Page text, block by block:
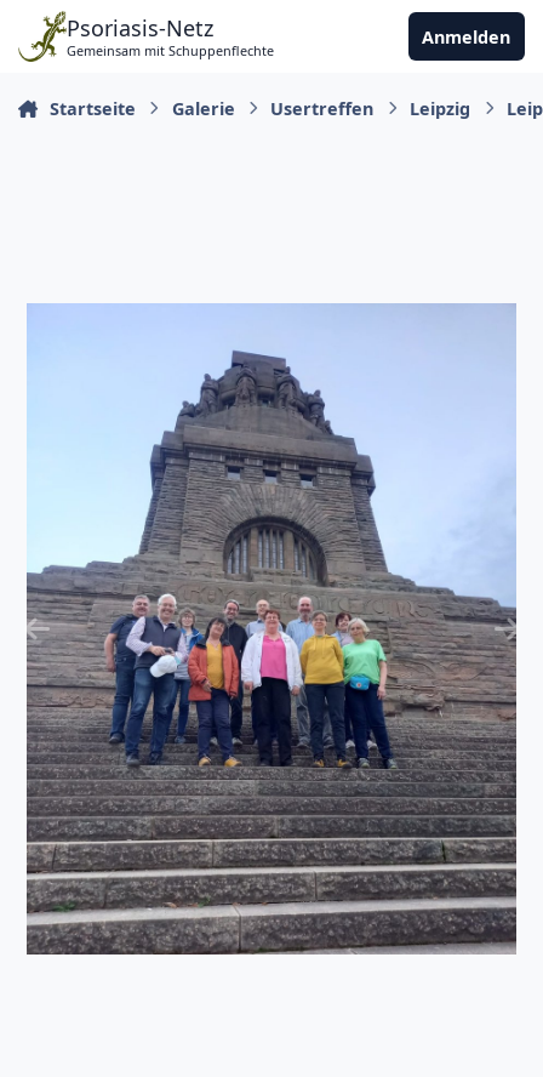
Zu Inhalt springen
Psoriasis-Netz
Gemeinsam mit Schuppenflechte
Anmelden
Startseite Galerie Usertreffen Leipzig